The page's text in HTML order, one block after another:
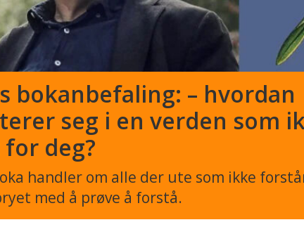
bokanbefaling: – hvordan
seg i en verden som
deg?
handler om alle der ute som ikke
med å prøve å forstå.